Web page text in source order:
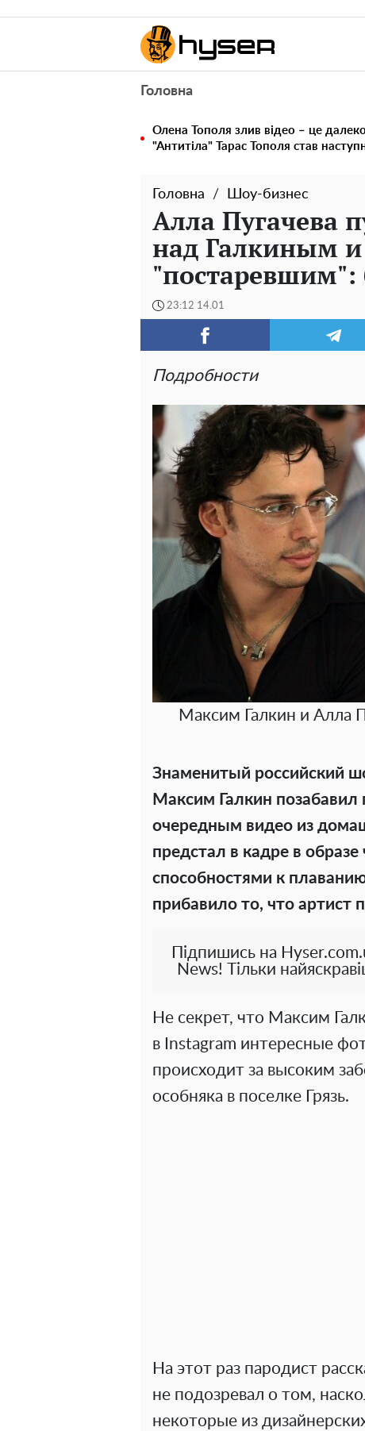
Головна
Олена Тополя злив відео – це
"Антитіла" Тарас Тополя став
Головна Шоу-бизнес
Алла Пугачева
над Галкиным и
23:12 14.01
Подробности
Максим Галкин и Алла
Знаменитый российский
Максим Галкин позабавил
очередным видео из
предстал в кадре в
способностями к
прибавило то, что артист
Підпишись на
News! Тільки
Не секрет, что Максим
в Instagram интересные
происходит за высоким
особняка в поселке Грязь.
На этот раз пародист
не подозревал о том,
некоторые из